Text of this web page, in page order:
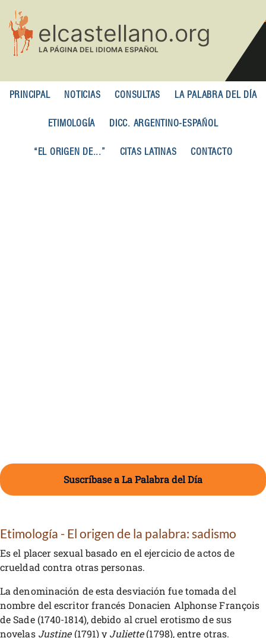
contenido
principal
PRINCIPAL NOTICIAS CONSULTAS LA PALABRA DEL DÍA
ETIMOLOGÍA DICC. ARGENTINO-ESPAÑOL
“EL ORIGEN DE...” CITAS LATINAS CONTACTO
Suscríbase a La Palabra del Día
Etimología - El origen de la palabra: sadismo
Es el placer sexual basado en el ejercicio de actos de
crueldad contra otras personas.
La denominación de esta desviación fue tomada del
nombre del escritor francés Donacien Alphonse François
de Sade (1740-1814), debido al cruel erotismo de sus
novelas Justine(1791) y Juliette(1798), entre otras.